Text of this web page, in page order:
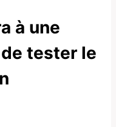
à une
tester le